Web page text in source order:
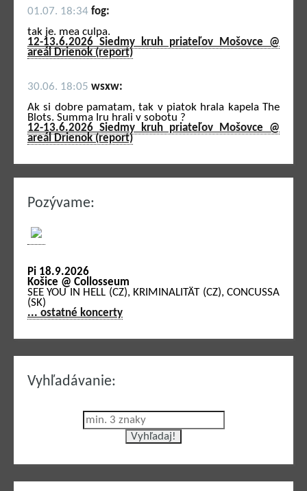
01.07. 18:34 fog:
tak je. mea culpa.
12-13.6.2026 Siedmy kruh priateľov Mošovce @
areál Drienok (report)
30.06. 18:05 wsxw:
Ak si dobre pamatam, tak v piatok hrala kapela The
Blots. Summa Iru hrali v sobotu ?
12-13.6.2026 Siedmy kruh priateľov Mošovce @
areál Drienok (report)
Pozývame:
Pi 18.9.2026
Košice @ Collosseum
SEE YOU IN HELL (CZ), KRIMINALITÄT (CZ), CONCUSSA
(SK)
... ostatné koncerty
Vyhľadávanie: